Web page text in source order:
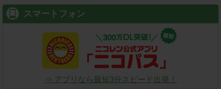
スマートフォン
⇒ アプリなら最短3分スピード出発！